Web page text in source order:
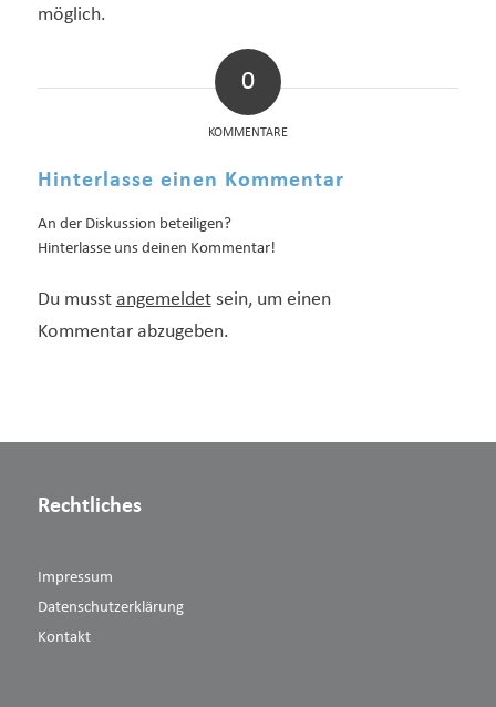
möglich.
0
KOMMENTARE
Hinterlasse einen Kommentar
An der Diskussion beteiligen?
Hinterlasse uns deinen Kommentar!
Du musst angemeldetsein, um einen
Kommentar abzugeben.
Rechtliches
Impressum
Datenschutzerklärung
Kontakt